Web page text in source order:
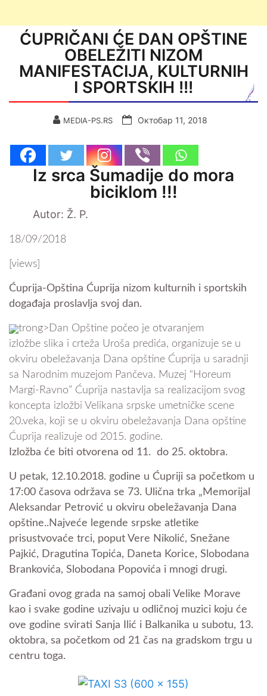
ĆUPRIČANI ĆE DAN OPŠTINE
OBELEŽITI NIZOM
MANIFESTACIJA, KULTURNIH
I SPORTSKIH !!!
MEDIA-PS.RS Октобар 11, 2018
Iz srca Šumadije do mora
biciklom !!!
Autor: Ž. P.
18/09/2018
[views]
Ćuprija-Opština Ćuprija nizom kulturnih i sportskih
događaja proslavlja svoj dan.
trong>Dan Opštine počeo je otvaranjem
izložbe slika i crteža Uroša predića, organizuje se u
okviru obeležavanja Dana opštine Ćuprija u saradnji
sa Narodnim muzejom Pančeva. Muzej “Horeum
Margi-Ravno” Ćuprija nastavlja sa realizacijom svog
koncepta izložbi Velikana srpske umetničke scene
20.veka, koji se u okviru obeležavanja Dana opštine
Ćuprija realizuje od 2015. godine.
Izložba će biti otvorena od 11. do 25. oktobra.
U petak, 12.10.2018. godine u Ćupriji sa početkom u
17:00 časova održava se 73. Ulična trka „Memorijal
Aleksandar Petrović u okviru obeležavanja Dana
opštine..Najveće legende srpske atletike
prisustvovaće trci, poput Vere Nikolić, Snežane
Pajkić, Dragutina Topića, Daneta Korice, Slobodana
Brankovića, Slobodana Popovića i mnogi drugi.
Građani ovog grada na samoj obali Velike Morave
kao i svake godine uzivaju u odličnoj muzici koju će
ove godine svirati Sanja Ilić i Balkanika u subotu, 13.
oktobra, sa početkom od 21 čas na gradskom trgu u
centru toga.